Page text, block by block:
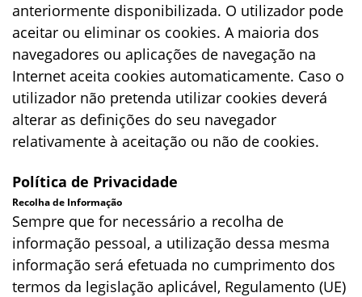
anteriormente disponibilizada. O utilizador pode
aceitar ou eliminar os cookies. A maioria dos
navegadores ou aplicações de navegação na
Internet aceita cookies automaticamente. Caso o
utilizador não pretenda utilizar cookies deverá
alterar as definições do seu navegador
relativamente à aceitação ou não de cookies.
Política de Privacidade
Recolha de Informação
Sempre que for necessário a recolha de
informação pessoal, a utilização dessa mesma
informação será efetuada no cumprimento dos
termos da legislação aplicável, Regulamento (UE)